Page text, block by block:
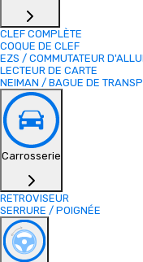
CLEF COMPLÈTE
COQUE DE CLEF
EZS / COMMUTATEUR
LECTEUR DE CARTE
NEIMAN / BAGUE DE
Carrosserie
RETROVISEUR
SERRURE / POIGNÉE